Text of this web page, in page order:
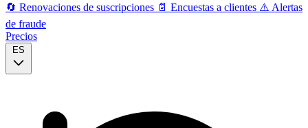
🔄 Renovaciones de suscripciones 📄 Encuestas a clientes ⚠️ Alertas
de fraude
Precios
ES